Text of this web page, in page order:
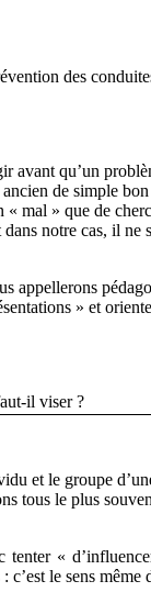
des
avant qu’un
de simple
mal » que de
notre cas, il ne
appellerons
» et
il viser ?
et le groupe
tous le plus
tenter «
c’est le sens même